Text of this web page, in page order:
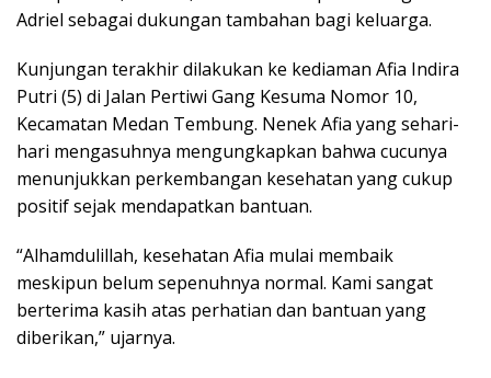
Adriel sebagai dukungan tambahan bagi keluarga.
Kunjungan terakhir dilakukan ke kediaman Afia Indira
Putri (5) di Jalan Pertiwi Gang Kesuma Nomor 10,
Kecamatan Medan Tembung. Nenek Afia yang sehari-
hari mengasuhnya mengungkapkan bahwa cucunya
menunjukkan perkembangan kesehatan yang cukup
positif sejak mendapatkan bantuan.
“Alhamdulillah, kesehatan Afia mulai membaik
meskipun belum sepenuhnya normal. Kami sangat
berterima kasih atas perhatian dan bantuan yang
diberikan,” ujarnya.